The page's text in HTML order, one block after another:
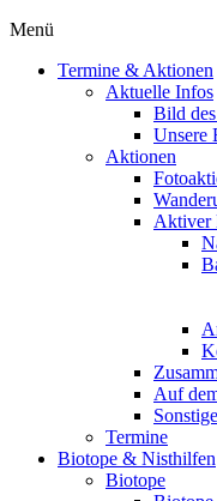
Menü
Termine & Aktionen
Aktuelle Infos
Bild
Unsere
Aktionen
Aktiver
Auf
Termine
Biotope & Nisthilfen
Biotope